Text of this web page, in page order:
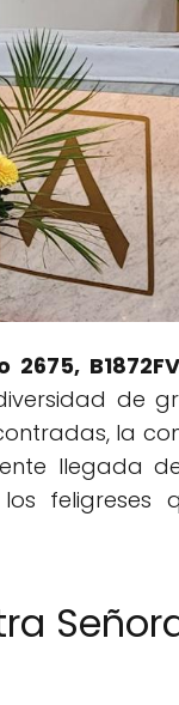
de
la
llegada
feligreses